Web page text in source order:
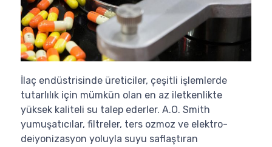
İlaç endüstrisinde üreticiler, çeşitli işlemlerde
tutarlılık için mümkün olan en az iletkenlikte
yüksek kaliteli su talep ederler. A.O. Smith
yumuşatıcılar, filtreler, ters ozmoz ve elektro-
deiyonizasyon yoluyla suyu saflaştıran